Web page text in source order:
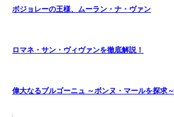
ボジョレーの王様、ムーラン・ナ・ヴァン
ロマネ・サン・ヴィヴァンを徹底解説！
偉大なるブルゴーニュ ～ボンヌ・マールを探求～